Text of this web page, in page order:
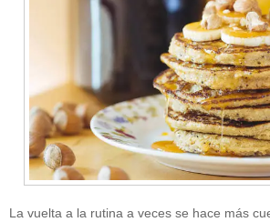
La vuelta a la rutina a veces se hace más